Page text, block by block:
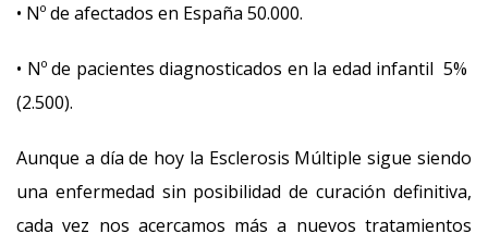
• Nº de afectados en España 50.000.
• Nº de pacientes diagnosticados en la edad infantil 5%
(2.500).
Aunque a día de hoy la Esclerosis Múltiple sigue siendo
una enfermedad sin posibilidad de curación definitiva,
cada vez nos acercamos más a nuevos tratamientos